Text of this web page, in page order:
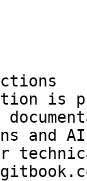
is
and